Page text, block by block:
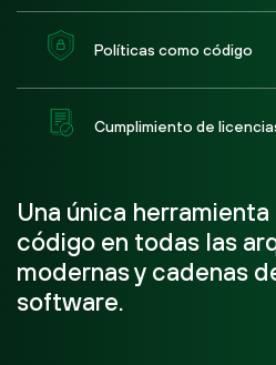
Una única
código en todas las
modernas y cadenas
software.
Políticas como código
Cumplimiento de